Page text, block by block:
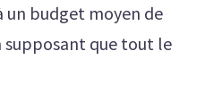
un budget moyen de
supposant que tout le